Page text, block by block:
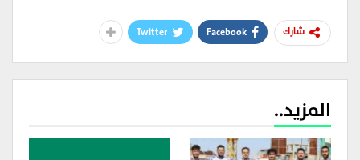
شارك Facebook
Twitter
المزيد..